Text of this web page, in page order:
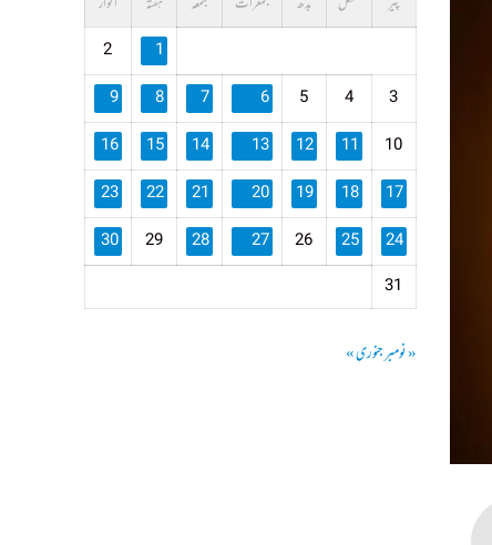
1
2
3
4
5
6
7
8
9
10
11
12
13
14
15
16
17
18
19
20
21
22
23
24
25
26
27
28
29
30
31
« نومبرجنوری »